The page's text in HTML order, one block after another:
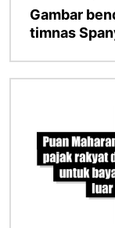
Gambar
timnas